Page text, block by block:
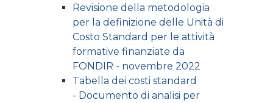
Revisione della metodologia
per la definizione delle Unità di
Costo Standard per le attività
formative finanziate da
FONDIR - novembre 2022
Tabella dei costi standard
- Documento di analisi per